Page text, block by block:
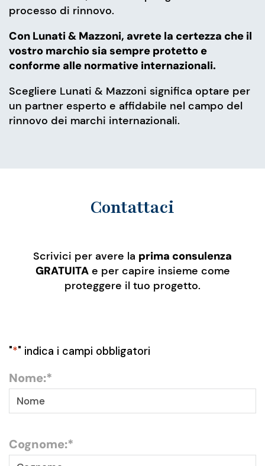
processo di rinnovo.
Con Lunati & Mazzoni, avrete la certezza che il
vostro marchio sia sempre protetto e
conforme alle normative internazionali.
Scegliere Lunati & Mazzoni significa optare per
un partner esperto e affidabile nel campo del
rinnovo dei marchi internazionali.
Contattaci
Scrivici per avere la prima consulenza
GRATUITAe per capire insieme come
proteggere il tuo progetto.
"*" indica i campi obbligatori
Nome:*
Cognome:*